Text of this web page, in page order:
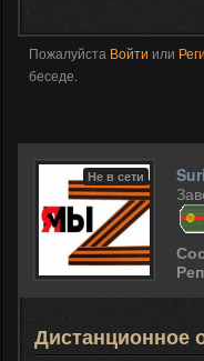
Пожалуйста Войти или
беседе.
Не в сети
Дистанционное